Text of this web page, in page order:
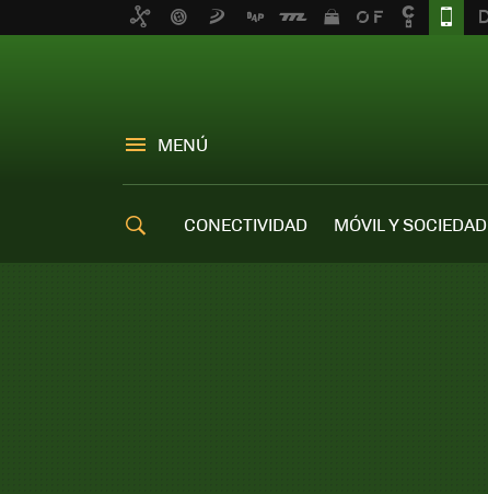
MENÚ
CONECTIVIDAD MÓVIL Y SOCIEDAD